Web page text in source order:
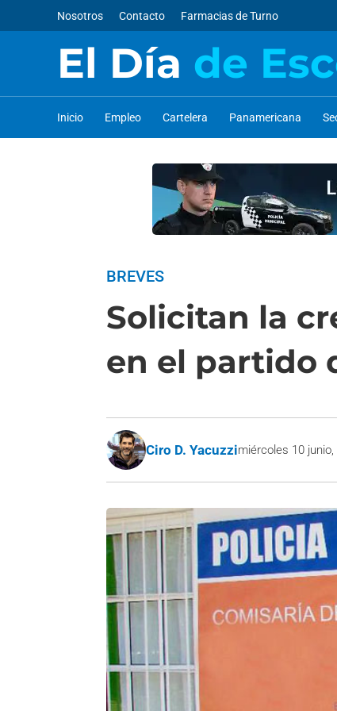
Nosotros Contacto Farmacias de Turno
El Día de
Inicio Empleo Cartelera Panamericana
BREVES
Solicitan la
en el partido
Ciro D. Yacuzzimiércoles 10 junio,